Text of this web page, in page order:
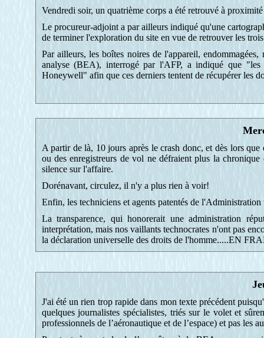
Vendredi soir, un quatrième corps a été retrouvé à
Le procureur-adjoint a par ailleurs indiqué qu'une
de terminer l'exploration du site en vue de retrouver les
Par ailleurs, les boîtes noires de l'appareil,
analyse (BEA), interrogé par l'AFP, a indiqué que "les
Honeywell" afin que ces derniers tentent de récupérer les
A partir de là, 10 jours après le crash donc, et dès lors
ou des enregistreurs de vol ne défraient plus la
silence sur l'affaire.
Dorénavant, circulez, il n'y a plus rien à voir!
Enfin, les techniciens et agents patentés de
La transparence, qui honorerait une administration
interprétation, mais nos vaillants technocrates n'ont pas
la déclaration universelle des droits de l'homme.....EN
J'ai été un rien trop rapide dans mon texte précédent
quelques journalistes spécialistes, triés sur le volet et
professionnels de l’aéronautique et de l’espace) et pas les